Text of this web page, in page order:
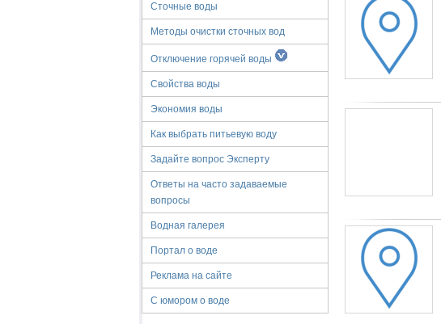
Сточные воды
Методы очистки сточных вод
Отключение горячей воды
Свойства воды
Экономия воды
Как выбрать питьевую воду
Задайте вопрос Эксперту
Ответы на часто задаваемые
вопросы
Водная галерея
Портал о воде
Реклама на сайте
С юмором о воде